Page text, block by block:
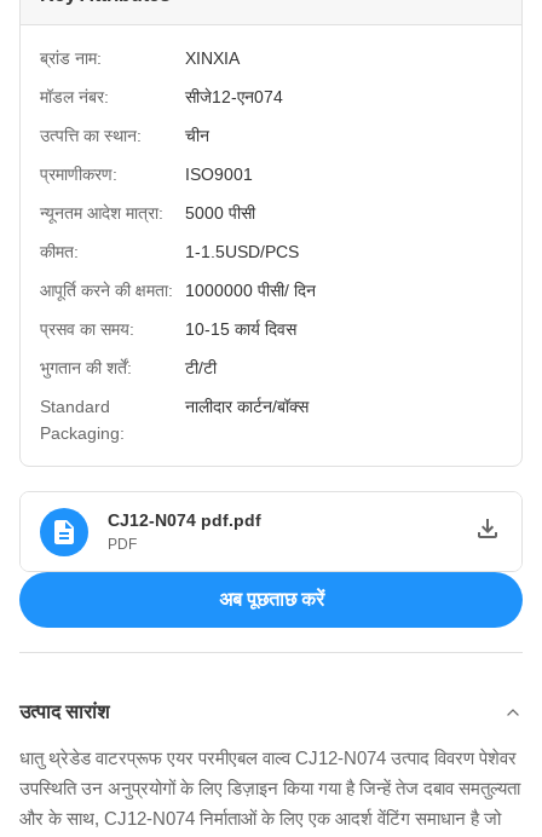
ब्रांड नाम:
XINXIA
मॉडल नंबर:
सीजे12-एन074
उत्पत्ति का स्थान:
चीन
प्रमाणीकरण:
ISO9001
न्यूनतम आदेश मात्रा:
5000 पीसी
कीमत:
1-1.5USD/PCS
आपूर्ति करने की क्षमता:
1000000 पीसी/ दिन
प्रसव का समय:
10-15 कार्य दिवस
भुगतान की शर्तें:
टी/टी
Standard
Packaging:
नालीदार कार्टन/बॉक्स
CJ12-N074 pdf.pdf
PDF
अब पूछताछ करें
उत्पाद सारांश
धातु थ्रेडेड वाटरप्रूफ एयर परमीएबल वाल्व CJ12-N074 उत्पाद विवरण पेशेवर
उपस्थिति उन अनुप्रयोगों के लिए डिज़ाइन किया गया है जिन्हें तेज दबाव समतुल्यता
और के साथ, CJ12-N074 निर्माताओं के लिए एक आदर्श वेंटिंग समाधान है जो